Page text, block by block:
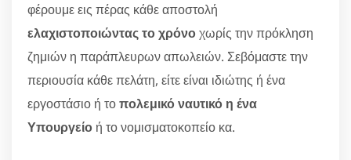
φέρουμε εις πέρας κάθε αποστολή
ελαχιστοποιώντας το χρόνοχωρίς την πρόκληση
ζημιών η παράπλευρων απωλειών. Σεβόμαστε την
περιουσία κάθε πελάτη, είτε είναι ιδιώτης ή ένα
εργοστάσιο ή τοπολεμικό ναυτικό η ένα
Υπουργείο ή το νομισματοκοπείο κα.